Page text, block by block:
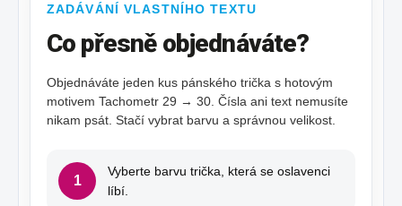
ZADÁVÁNÍ VLASTNÍHO TEXTU
Co přesně objednáváte?
Objednáváte jeden kus pánského trička s hotovým
motivem Tachometr 29 → 30. Čísla ani text nemusíte
nikam psát. Stačí vybrat barvu a správnou velikost.
1
Vyberte barvu trička, která se oslavenci
líbí.